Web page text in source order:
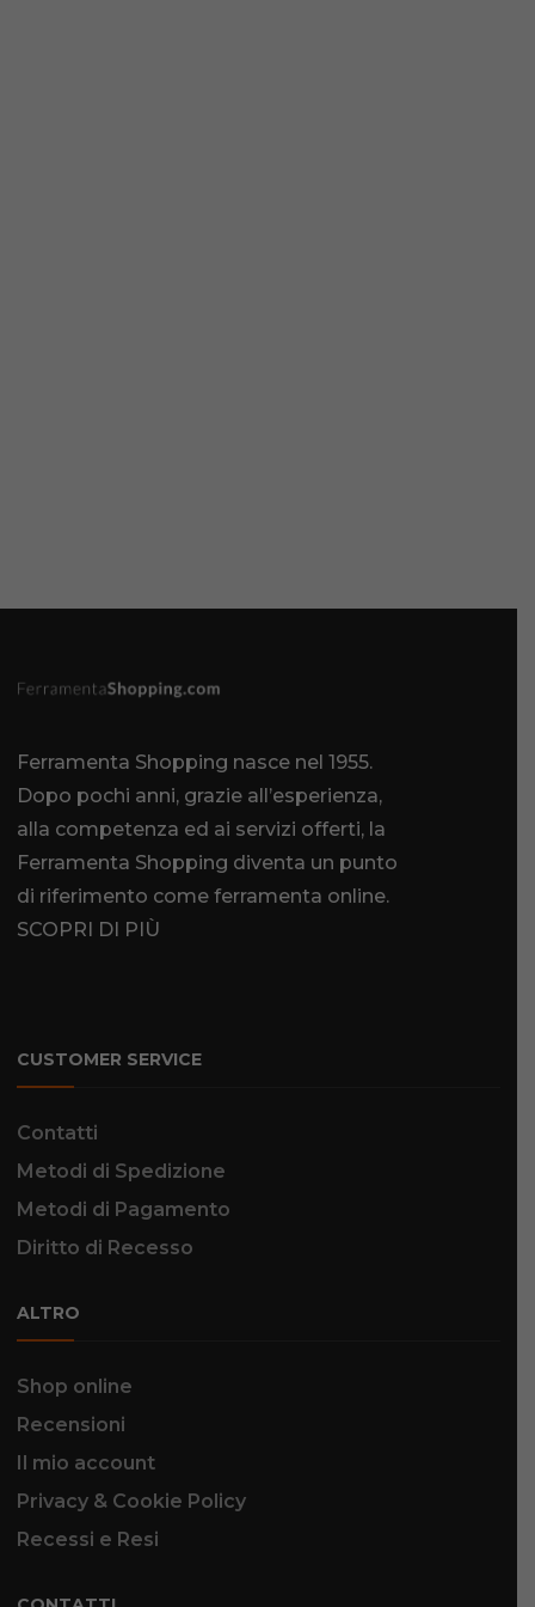
Ferramenta Shopping nasce nel 1955.
Dopo pochi anni, grazie all’esperienza,
alla competenza ed ai servizi offerti, la
Ferramenta Shopping diventa un punto
di riferimento come ferramenta online.
SCOPRI DI PIÙ
CUSTOMER SERVICE
Contatti
Metodi di Spedizione
Metodi di Pagamento
Diritto di Recesso
ALTRO
Shop online
Recensioni
Il mio account
Privacy & Cookie Policy
Recessi e Resi